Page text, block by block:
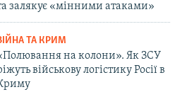
залякує «мінними атаками»
ТА КРИМ
на колони». Як ЗСУ
військову логістику Росії в